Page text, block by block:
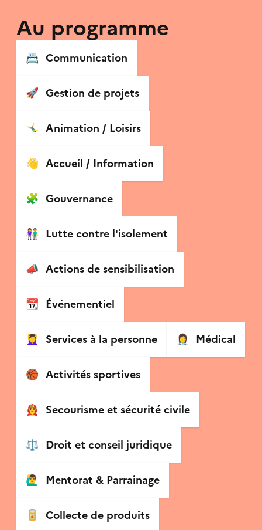
Au programme
📇 Communication
🚀 Gestion de projets
🤸‍♂️ Animation / Loisirs
👋 Accueil / Information
🧩 Gouvernance
👫 Lutte contre l'isolement
📣 Actions de sensibilisation
📆 Événementiel
💆‍♀️ Services à la personne 👩‍⚕️ Médical
🏀 Activités sportives
👨‍🚒 Secourisme et sécurité civile
⚖️ Droit et conseil juridique
🙋‍♂️ Mentorat & Parrainage
🥫 Collecte de produits